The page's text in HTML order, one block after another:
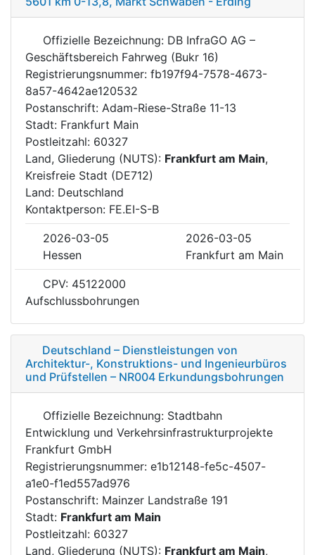
Offizielle Bezeichnung: DB InfraGO AG –
Geschäftsbereich Fahrweg (Bukr 16)
Registrierungsnummer: fb197f94-7578-4673-
8a57-4642ae120532
Postanschrift: Adam-Riese-Straße 11-13
Stadt: Frankfurt Main
Postleitzahl: 60327
Land, Gliederung (NUTS): Frankfurt am Main,
Kreisfreie Stadt (DE712)
Land: Deutschland
Kontaktperson: FE.EI-S-B
2026-03-05
2026-03-05
Hessen
Frankfurt am Main
CPV: 45122000
Aufschlussbohrungen
Deutschland – Dienstleistungen von
Architektur-, Konstruktions- und Ingenieurbüros
und Prüfstellen – NR004 Erkundungsbohrungen
Offizielle Bezeichnung: Stadtbahn
Entwicklung und Verkehrsinfrastrukturprojekte
Frankfurt GmbH
Registrierungsnummer: e1b12148-fe5c-4507-
a1e0-f1ed557ad976
Postanschrift: Mainzer Landstraße 191
Stadt: Frankfurt am Main
Postleitzahl: 60327
Land, Gliederung (NUTS): Frankfurt am Main,